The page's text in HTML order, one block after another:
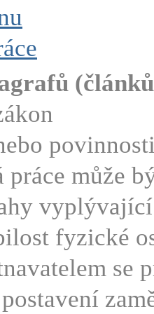
práce může
fyzické
se